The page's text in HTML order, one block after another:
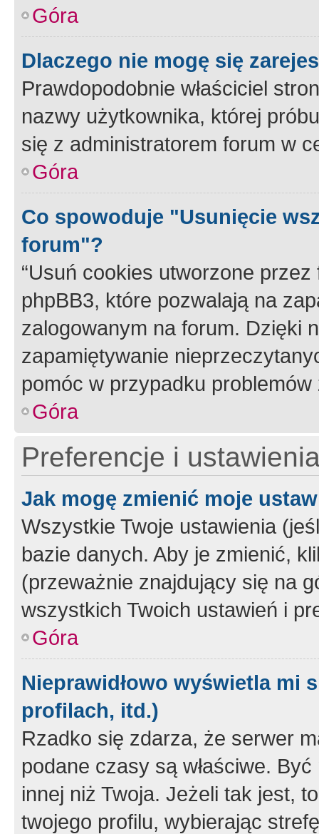
Góra
Dlaczego nie mogę się
Prawdopodobnie właściciel
nazwy użytkownika, której
się z administratorem forum w
Góra
Co spowoduje "Usunięcie
forum"?
“Usuń cookies utworzone
phpBB3, które pozwalają na
zalogowanym na forum. Dzięki
zapamiętywanie
pomóc w przypadku
Góra
Preferencje i
Jak mogę zmienić moje
Wszystkie Twoje ustawienia
bazie danych. Aby je zmienić,
(przeważnie znajdujący się na
wszystkich Twoich ustawień i
Góra
Nieprawidłowo wyświetla mi
profilach, itd.)
Rzadko się zdarza, że serwer
podane czasy są właściwe.
innej niż Twoja. Jeżeli tak jest,
twojego profilu, wybierając